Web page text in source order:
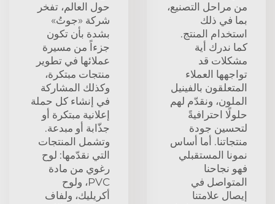
من مراحل التصنيع،
بما في ذلك
استخدام المنتج.
كما ندرك أية
مشكلات قد
تواجهها العملاء
المتعلقون بالفينيل
الملون، ونقدّم لهم
حلولًا احترافيةً
لتحسين جودة
منتجاتنا. أما أساس
نمونا المستقبلي
فهو نجاحنا
المتواصل في
إيصال علامتنا
حول العالم، تفخر
شركة «جوتُ»
بشدة بأن تكون
جزءاً من مسيرة
عملائها في تطوير
منتجات مبتكرة،
وكذلك المشاركة
في إنشاء كل حملة
إعلانية مبتكرة أو
جذّابة أو مبدعة.
وتشمل المنتجات
التي نقدّمها: لوح
رغوي من مادة
PVC، ولوح
أكريليك، ولفاف